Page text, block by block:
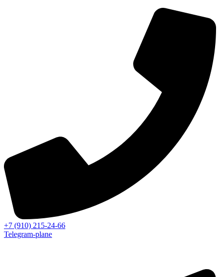
+7 (910) 215-24-66
Telegram-plane